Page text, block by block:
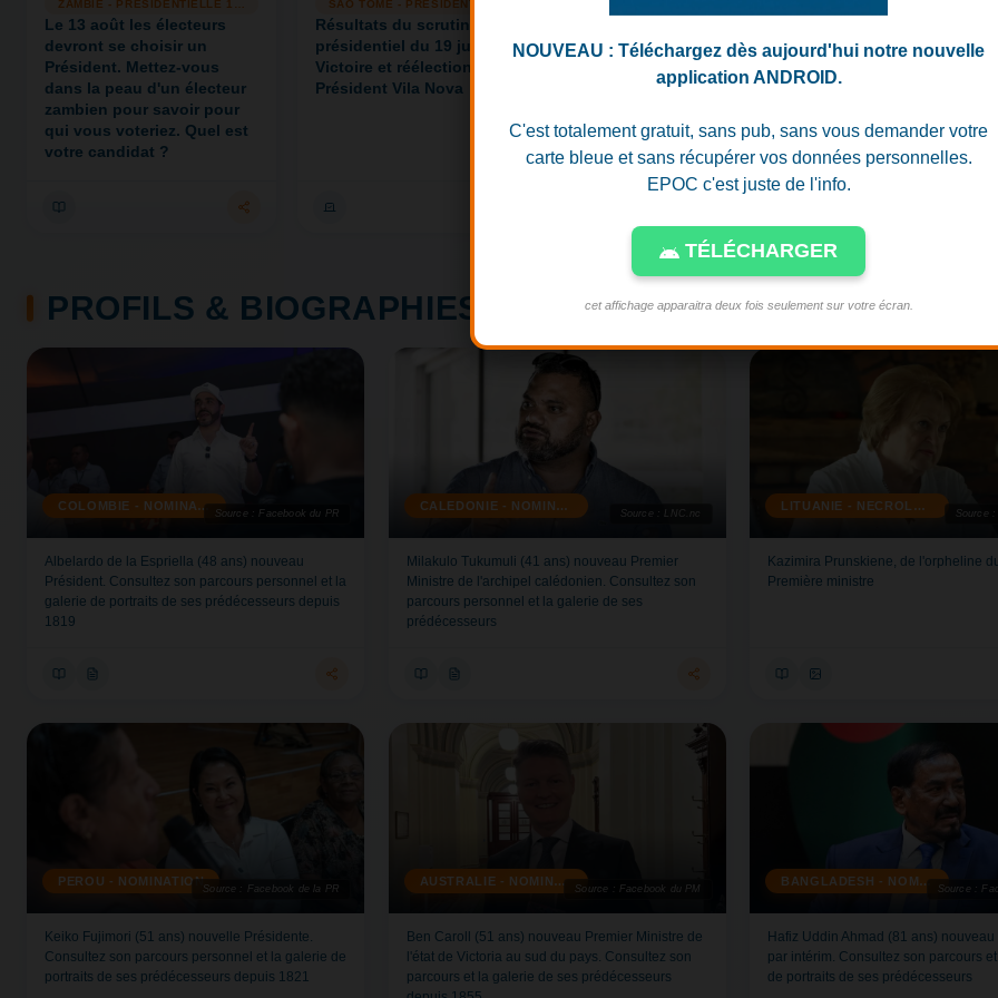
ZAMBIE - PRESIDENTIELLE 13/08
Le 13 août les électeurs
devront se choisir un
Président. Mettez-vous
dans la peau d'un électeur
zambien pour savoir pour
qui vous voteriez. Quel est
votre candidat ?
SAO TOME - PRESIDENTIELLE
Résultats du scrutin
présidentiel du 19 juillet.
Victoire et réélection du
Président Vila Nova
Bernard Cazeneuve
annonce sa candidature
dans une lettre aux
des 21 autres candidats
déclarés
sondage ELABE
l'élection
Cinq hypothèses
PROFILS & BIOGRAPHIES
Source : Facebook du PR
COLOMBIE - NOMINATION
Albelardo de la Espriella (48 ans) nouveau
Président. Consultez son parcours personnel et la
galerie de portraits de ses prédécesseurs depuis
1819
Source : LNC.nc
CALEDONIE - NOMINATION
Milakulo Tukumuli (41 ans) nouveau Premier
Ministre de l'archipel calédonien. Consultez son
parcours personnel et la galerie de ses
prédécesseurs
Source
LITUANIE - NECROLOGIE
Kazimira Prunskiene, de l'orpheline
Première ministre
Source : Facebook de la PR
PEROU - NOMINATION
Keiko Fujimori (51 ans) nouvelle Présidente.
Consultez son parcours personnel et la galerie de
portraits de ses prédécesseurs depuis 1821
Source : Facebook du PM
AUSTRALIE - NOMINATION
Ben Caroll (51 ans) nouveau Premier Ministre de
l'état de Victoria au sud du pays. Consultez son
parcours et la galerie de ses prédécesseurs
Source :
BANGLADESH - NOMINATION
Hafiz Uddin Ahmad (81 ans)
par intérim. Consultez son parcours
de portraits de ses prédécesseurs
NOUVEAU : Téléchargez dès aujourd'hui notre nouvelle
application ANDROID.
C'est totalement gratuit, sans pub, sans vous demander votre
carte bleue et sans récupérer vos données personnelles.
EPOC c'est juste de l'info.
TÉLÉCHARGER
cet affichage apparaitra deux fois seulement sur votre écran.